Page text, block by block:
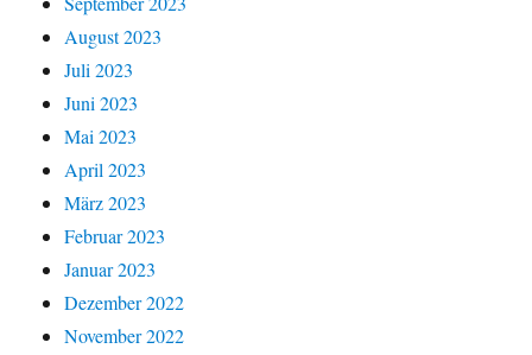
August 2023
Juli 2023
Juni 2023
Mai 2023
April 2023
März 2023
Februar 2023
Januar 2023
Dezember 2022
November 2022